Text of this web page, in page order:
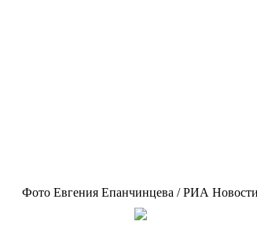
Фото Евгения Епанчинцева / РИА Новости